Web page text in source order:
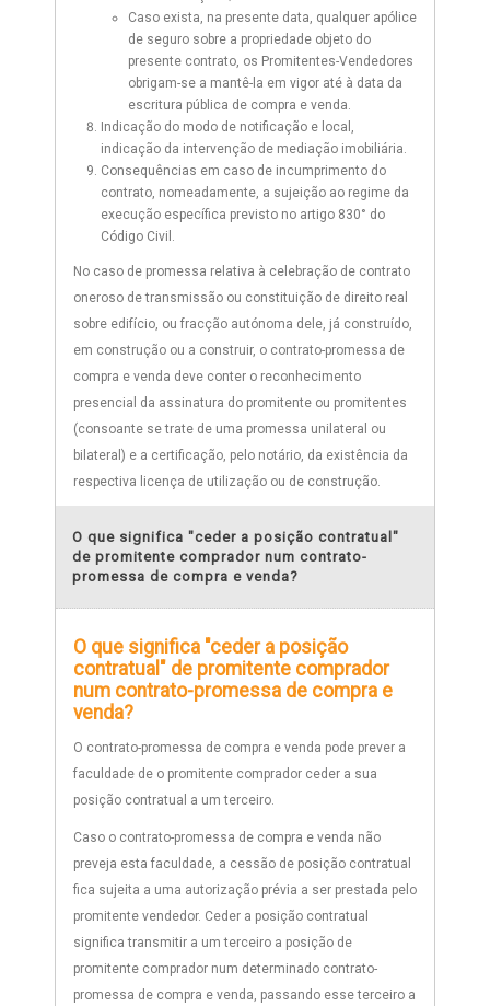
Caso exista, na presente data, qualquer apólice
de seguro sobre a propriedade objeto do
presente contrato, os Promitentes-Vendedores
obrigam-se a mantê-la em vigor até à data da
escritura pública de compra e venda.
Indicação do modo de notificação e local,
indicação da intervenção de mediação imobiliária.
Consequências em caso de incumprimento do
contrato, nomeadamente, a sujeição ao regime da
execução específica previsto no artigo 830° do
Código Civil.
No caso de promessa relativa à celebração de contrato
oneroso de transmissão ou constituição de direito real
sobre edifício, ou fracção autónoma dele, já construído,
em construção ou a construir, o contrato-promessa de
compra e venda deve conter o reconhecimento
presencial da assinatura do promitente ou promitentes
(consoante se trate de uma promessa unilateral ou
bilateral) e a certificação, pelo notário, da existência da
respectiva licença de utilização ou de construção.
O que significa "ceder a posição contratual"
de promitente comprador num contrato-
promessa de compra e venda?
O que significa "ceder a posição
contratual" de promitente comprador
num contrato-promessa de compra e
venda?
O contrato-promessa de compra e venda pode prever a
faculdade de o promitente comprador ceder a sua
posição contratual a um terceiro.
Caso o contrato-promessa de compra e venda não
preveja esta faculdade, a cessão de posição contratual
fica sujeita a uma autorização prévia a ser prestada pelo
promitente vendedor. Ceder a posição contratual
significa transmitir a um terceiro a posição de
promitente comprador num determinado contrato-
promessa de compra e venda, passando esse terceiro a